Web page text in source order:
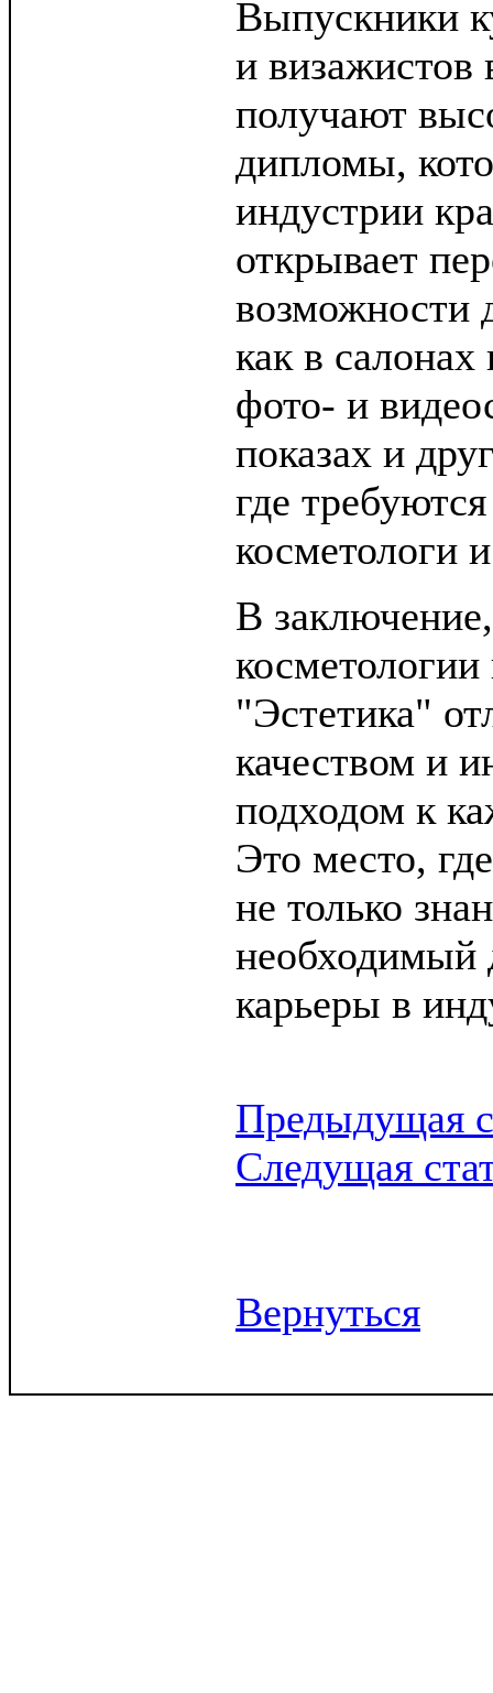
Выпускники
и визажистов
получают
дипломы,
индустрии
открывает
возможности
как в
фото- и
показах и
где
косметологи
В
"Эстетика"
качеством и
подходом к
Это место,
не только
необходимый
карьеры в
Предыдущая
Следущая
Вернуться